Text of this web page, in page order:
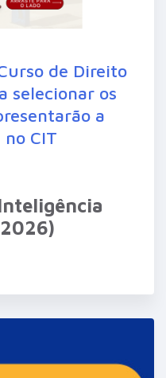
de Direito
selecionar os
a
CIT